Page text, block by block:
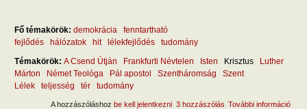
Fő témakörök: demokrácia
fenntartható
fejlődés
hálózatok hit lélekfejlődés
tudomány
Témakörök: A Csend Útján Frankfurti Névtelen Isten Krisztus
Luther
Márton
Német Teológa Pál apostol Szentháromság
Szent
Lélek
teljesség tér tudomány
További információ
3 hozzászólás
A hozzászóláshoz be kell jelentkezni